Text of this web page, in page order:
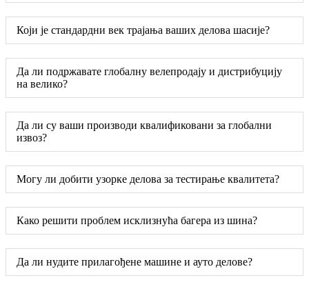
Који је стандардни век трајања ваших делова шасије?
Да ли подржавате глобалну велепродају и дистрибуцију
на велико?
Да ли су ваши производи квалификовани за глобални
извоз?
Могу ли добити узорке делова за тестирање квалитета?
Како решити проблем исклизнућа багера из шина?
Да ли нудите прилагођене машине и ауто делове?